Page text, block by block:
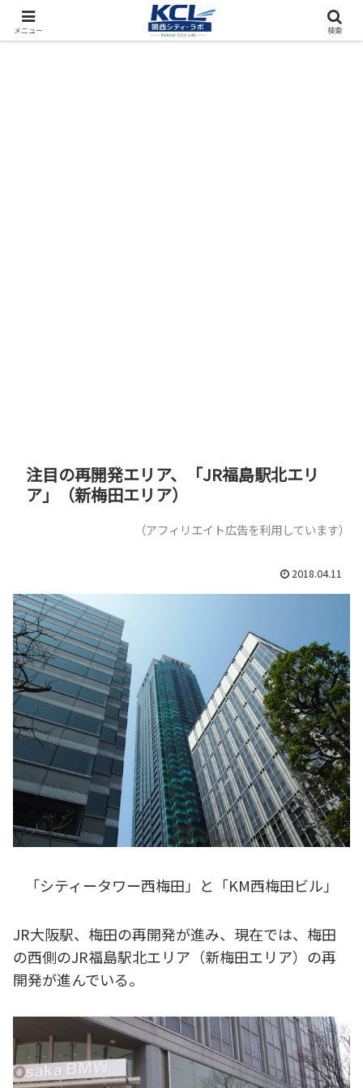
都市再開発をフィールド調査（累計アクセス数4000万PV）
注目の再開発エリア、「JR福島駅北エリ
ア」（新梅田エリア）
（アフィリエイト広告を利用しています）
2018.04.11
「シティータワー西梅田」と「KM西梅田ビル」
JR大阪駅、梅田の再開発が進み、現在では、梅田
の西側のJR福島駅北エリア（新梅田エリア）の再
開発が進んでいる。
メニュー 検索